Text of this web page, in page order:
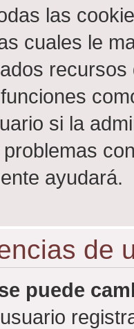
las
cuales le
si la
ayudará.
de
puede